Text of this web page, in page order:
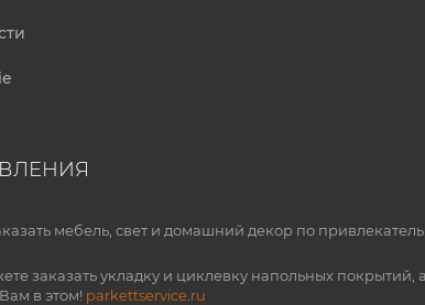
мебель, свет и домашний декор по
заказать укладку и циклевку напольных
в этом! parkettservice.ru